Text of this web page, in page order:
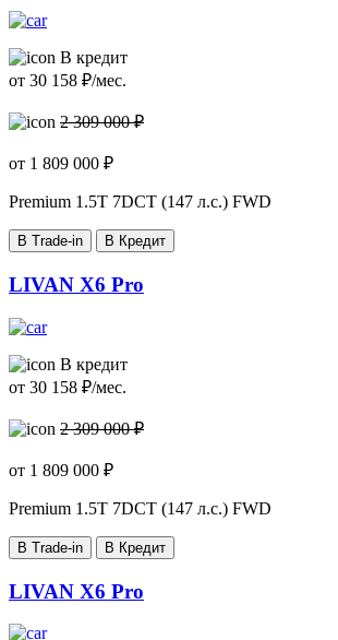
В кредит
от 30 158 ₽/мес.
2 309 000 ₽
от 1 809 000 ₽
Premium 1.5T 7DCT (147 л.с.) FWD
В Trade-in В Кредит
LIVAN X6 Pro
В кредит
от 30 158 ₽/мес.
2 309 000 ₽
от 1 809 000 ₽
Premium 1.5T 7DCT (147 л.с.) FWD
В Trade-in В Кредит
LIVAN X6 Pro